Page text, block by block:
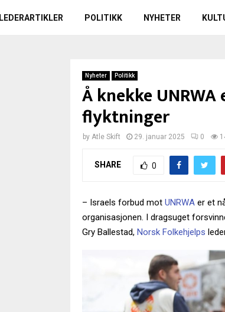
LEDERARTIKLER POLITIKK NYHETER
Nyheter Politikk
Å knekke
flyktninger
by Atle Skift 29. januar 2025 0
SHARE 0
– Israels forbud mot UNRWA er et
organisasjonen. I dragsuget
Gry Ballestad, Norsk Folkehjelps